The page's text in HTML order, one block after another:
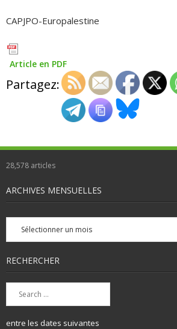
CAPJPO-Europalestine
Article en PDF
Partagez:
28,578 articles
ARCHIVES MENSUELLES
Archives
mensuelles
RECHERCHER
entre les dates suivantes